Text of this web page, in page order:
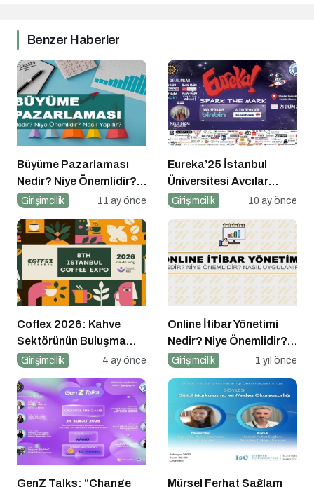
Benzer Haberler
Büyüme Pazarlaması
Nedir? Niye Önemlidir?
Growht Marketıng Nasıl
Girişimcilik 11 ay önce
Eureka’25 İstanbul
Üniversitesi Avcılar
Kampüsü İşletme
Girişimcilik 10 ay önce
Coffex 2026: Kahve
Sektörünün Buluşma
Noktası
Girişimcilik 4 ay önce
Online İtibar Yönetimi
Nedir? Niye Önemlidir?
Online İtibar Yönetimi
Girişimcilik 1 yıl önce
GenZ Talks: “Change Mürsel Ferhat Sağlam